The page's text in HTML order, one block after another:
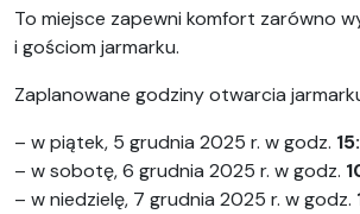
To miejsce zapewni komfort zarówno
i gościom jarmarku.
Zaplanowane godziny otwarcia
– w piątek, 5 grudnia 2025 r. w godz.
– w sobotę, 6 grudnia 2025 r. w godz.
– w niedzielę, 7 grudnia 2025 r. w godz.